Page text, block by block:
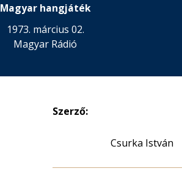
Magyar hangjáték
1973. március 02.
Magyar Rádió
Szerző:
Csurka István